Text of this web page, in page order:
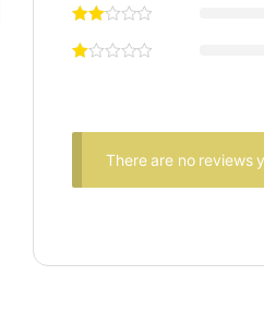
There are no reviews